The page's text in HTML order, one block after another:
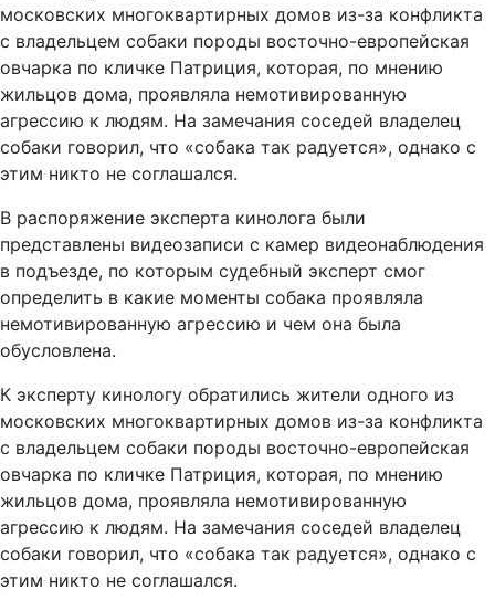
московских многоквартирных домов из-за конфликта
с владельцем собаки породы восточно-европейская
овчарка по кличке Патриция, которая, по мнению
жильцов дома, проявляла немотивированную
агрессию к людям. На замечания соседей владелец
собаки говорил, что «собака так радуется», однако с
этим никто не соглашался.
В распоряжение эксперта кинолога были
представлены видеозаписи с камер видеонаблюдения
в подъезде, по которым судебный эксперт смог
определить в какие моменты собака проявляла
немотивированную агрессию и чем она была
обусловлена.
К эксперту кинологу обратились жители одного из
московских многоквартирных домов из-за конфликта
с владельцем собаки породы восточно-европейская
овчарка по кличке Патриция, которая, по мнению
жильцов дома, проявляла немотивированную
агрессию к людям. На замечания соседей владелец
собаки говорил, что «собака так радуется», однако с
этим никто не соглашался.